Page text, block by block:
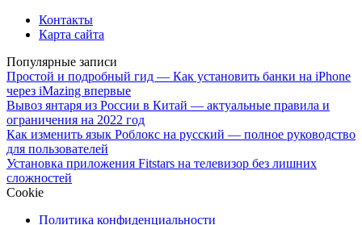
Контакты
Карта сайта
Популярные записи
Простой и подробный гид — Как установить банки на iPhone
через iMazing впервые
Вывоз янтаря из России в Китай — актуальные правила и
ограничения на 2022 год
Как изменить язык Роблокс на русский — полное руководство
для пользователей
Установка приложения Fitstars на телевизор без лишних
сложностей
Cookie
Политика конфиденциальности